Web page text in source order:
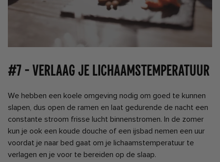
#7 - Verlaag je lichaamstemperatuur
We hebben een koele omgeving nodig om goed te kunnen
slapen, dus open de ramen en laat gedurende de nacht een
constante stroom frisse lucht binnenstromen. In de zomer
kun je ook een koude douche of een ijsbad nemen een uur
voordat je naar bed gaat om je lichaamstemperatuur te
verlagen en je voor te bereiden op de slaap.